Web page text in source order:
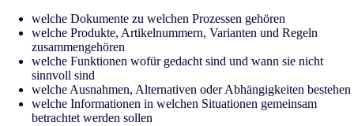
welche Dokumente zu welchen Prozessen gehören
welche Produkte, Artikelnummern, Varianten und Regeln
zusammengehören
welche Funktionen wofür gedacht sind und wann sie nicht
sinnvoll sind
welche Ausnahmen, Alternativen oder Abhängigkeiten bestehen
welche Informationen in welchen Situationen gemeinsam
betrachtet werden sollen